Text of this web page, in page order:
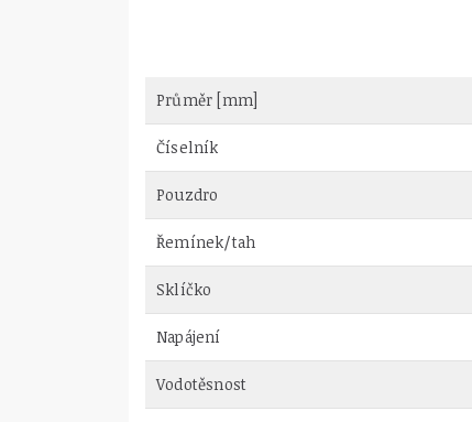
Průměr [mm]
Číselník
Pouzdro
Řemínek/tah
Sklíčko
Napájení
Vodotěsnost